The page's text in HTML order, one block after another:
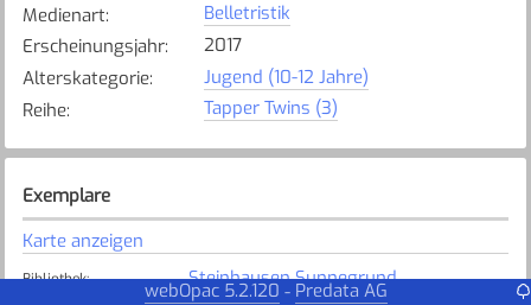
Medienart:
Belletristik
Erscheinungsjahr:
2017
Alterskategorie:
Jugend (10-12 Jahre)
Reihe: Tapper Twins (3)
Exemplare
Karte anzeigen
Bibliothek: Steinhausen Sunnegrund
webOpac 5.2.120 - Predata AG